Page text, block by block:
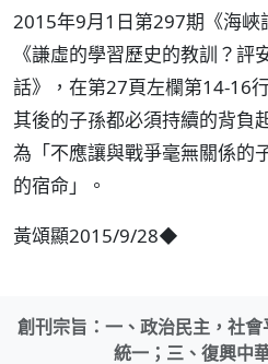
2015年9月1日第297期《海峽
《謙虛的學習歷史的教訓？評
話》，在第27頁左欄第14-16
其後的子孫都必須持續的背負
為「不應讓與戰爭毫無關係的
的宿命」。
黃頌顯2015/9/28◆
創刊宗旨：一、政治民主，社
統一；三、復興中